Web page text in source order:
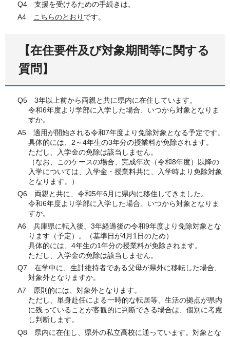
Q4 支援を受けるための手続きは。
A4
こちらのとおり です。
【在住要件及び対象期間等に関する
質問】
Q5 3年以上前から両親と共に県内に在住しています。
令和6年度より学部に入学した場合、いつから対象となりま
すか。
A5 適用が開始される令和7年度より免除対象となる予定です。
具体的には、2～4年生の3年分の授業料が免除されます。
ただし、入学金の免除は該当しません。
（なお、このケースの場合、完成年次（令和8年度）以降の
入学については、入学金・授業料共に、入学時より免除対象
となります。）
Q6 両親と共に、令和5年6月に県内に移住してきました。
令和6年度より学部に入学した場合、いつから対象となりま
すか。
A6 兵庫県に転入後、3年経過後の令和9年度より免除対象とな
ります（予定）。（基準日が4月1日のため）
具体的には、4年生の1年分の授業料が免除されます。
ただし、入学金の免除は該当しません。
Q7 在学中に、生計維持者である父母が県外に移転した場合、
対象外となりますか。
A7 原則的には、対象外となります。
ただし、単身赴任による一時的な転居等、生活の拠点が県内
に残っていることが客観的に判断できる場合は、個別に考慮
し判断します。
Q8 県内に在住し、県外の私立高校に通っています。対象とな